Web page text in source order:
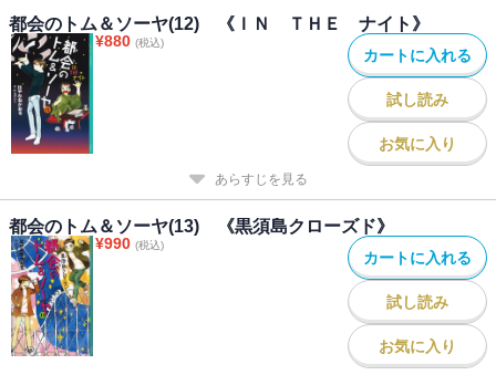
都会のトム＆ソーヤ(12) 《ＩＮ ＴＨＥ ナイト》
¥880 (税込)
カートに入れる
試し読み
お気に入り
あらすじを見る
都会のトム＆ソーヤ(13) 《黒須島クローズド》
¥990 (税込)
カートに入れる
試し読み
お気に入り